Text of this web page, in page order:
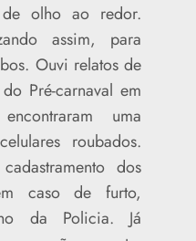
olho ao redor.
assim, para
Ouvi relatos de
Pré-carnaval em
uma
roubados.
dos
caso de furto,
da Policia. Já